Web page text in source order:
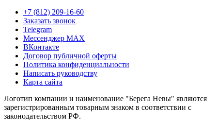
+7 (812) 209-16-60
Заказать звонок
Telegram
Мессенджер MAX
ВКонтакте
Договор публичной оферты
Политика конфиденциальности
Написать руководству
Карта сайта
Логотип компании и наименование "Берега Невы" являются
зарегистрированным товарным знаком в соответствии с
законодательством РФ.